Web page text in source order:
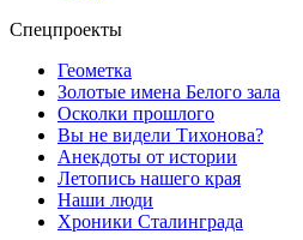
Спецпроекты
Геометка
Золотые имена Белого зала
Осколки прошлого
Вы не видели Тихонова?
Анекдоты от истории
Летопись нашего края
Наши люди
Хроники Сталинграда